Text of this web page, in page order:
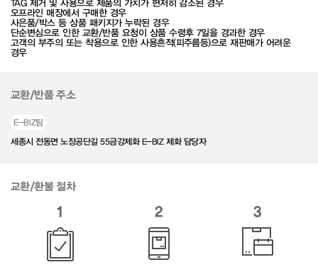
TAG 제거 및 사용으로 제품의 가치가 현저히 감소된 경우
오프라인 매장에서 구매한 경우
사은품/박스 등 상품 패키지가 누락된 경우
단순변심으로 인한 교환/반품 요청이 상품 수령후 7일을 경과한 경우
고객의 부주의 또는 착용으로 인한 사용흔적(피주름등)으로 재판매가 어려운
경우
교환/반품 주소
E-BIZ팀
세종시 전동면 노장공단길 55금강제화 E-BIZ 제화 담당자
교환/환불 절차
1 2 3